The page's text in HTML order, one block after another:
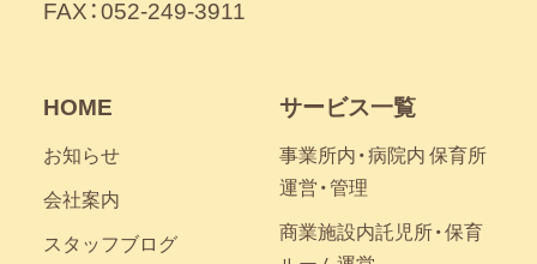
FAX：052-249-3911
HOME
お知らせ
会社案内
スタッフブログ
サービス一覧
事業所内・病院内 保育所
運営・管理
商業施設内託児所・保育